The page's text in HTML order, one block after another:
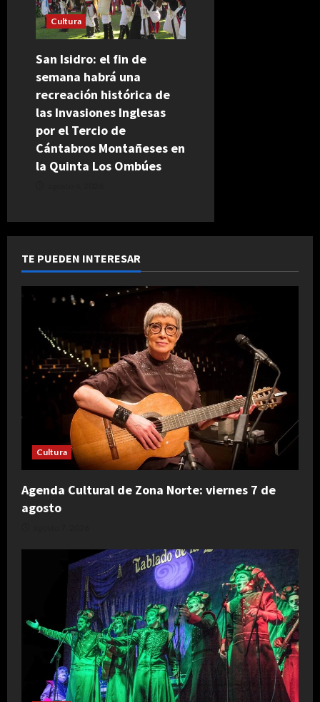
Cultura
San Isidro: el fin de
semana habrá una
recreación histórica de
las Invasiones Inglesas
por el Tercio de
Cántabros Montañeses en
la Quinta Los Ombúes
TE PUEDEN INTERESAR
Cultura
Agenda Cultural de Zona Norte: viernes 7 de
agosto